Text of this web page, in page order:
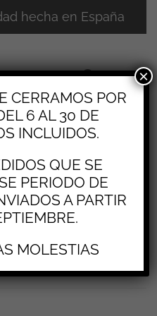
hecha en España
CERRAMOS POR
6 AL 30 DE
INCLUIDOS.
QUE SE
PERIODO DE
A PARTIR
MOLESTIAS
×